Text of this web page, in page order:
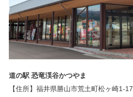
道の駅 恐竜渓谷かつやま
【住所】福井県勝山市荒土町松ヶ崎1-17